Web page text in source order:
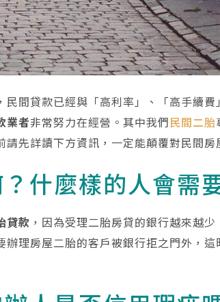
民間貸款已經與「高利率」、「高手續
業者非常努力在經營。其中我們民間二胎
請先詳讀下方資訊，一定能顛覆對民間
什麼樣的人會需
貸款 ，因為受理二胎房貸的銀行越來越少
理房屋二胎的客戶被銀行拒之門外，這